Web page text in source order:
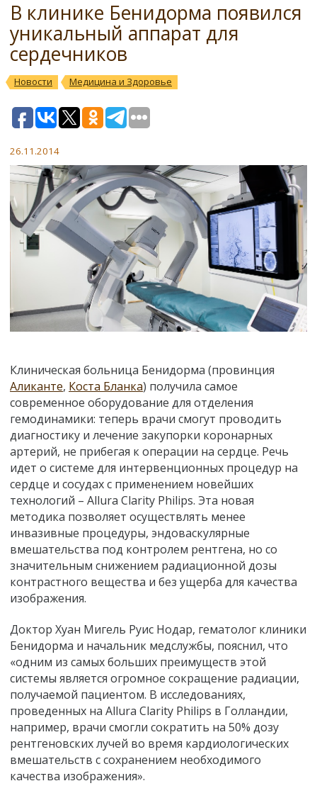
В клинике Бенидорма появился
уникальный аппарат для
сердечников
Новости Медицина и Здоровье
26.11.2014
Клиническая больница Бенидорма (провинция
Аликанте, Коста Бланка) получила самое
современное оборудование для отделения
гемодинамики: теперь врачи смогут проводить
диагностику и лечение закупорки коронарных
артерий, не прибегая к операции на сердце. Речь
идет о системе для интервенционных процедур на
сердце и сосудах с применением новейших
технологий – Allura Clarity Philips. Эта новая
методика позволяет осуществлять менее
инвазивные процедуры, эндоваскулярные
вмешательства под контролем рентгена, но со
значительным снижением радиационной дозы
контрастного вещества и без ущерба для качества
изображения.
Доктор Хуан Мигель Руис Нодар, гематолог клиники
Бенидорма и начальник медслужбы, пояснил, что
«одним из самых больших преимуществ этой
системы является огромное сокращение радиации,
получаемой пациентом. В исследованиях,
проведенных на Allura Clarity Philips в Голландии,
например, врачи смогли сократить на 50% дозу
рентгеновских лучей во время кардиологических
вмешательств с сохранением необходимого
качества изображения».